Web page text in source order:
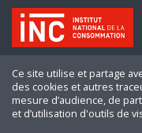
Ce site utilise et partage
des cookies et autres
mesure d’audience, de
et d’utilisation d'outils de